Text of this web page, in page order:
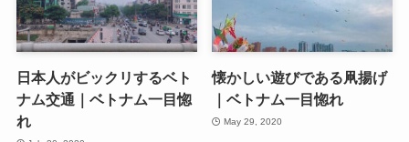
日本人がビックリするベト
ナム交通｜ベトナム一目惚
れ
懐かしい遊びである凧揚げ
｜ベトナム一目惚れ
May 29, 2020